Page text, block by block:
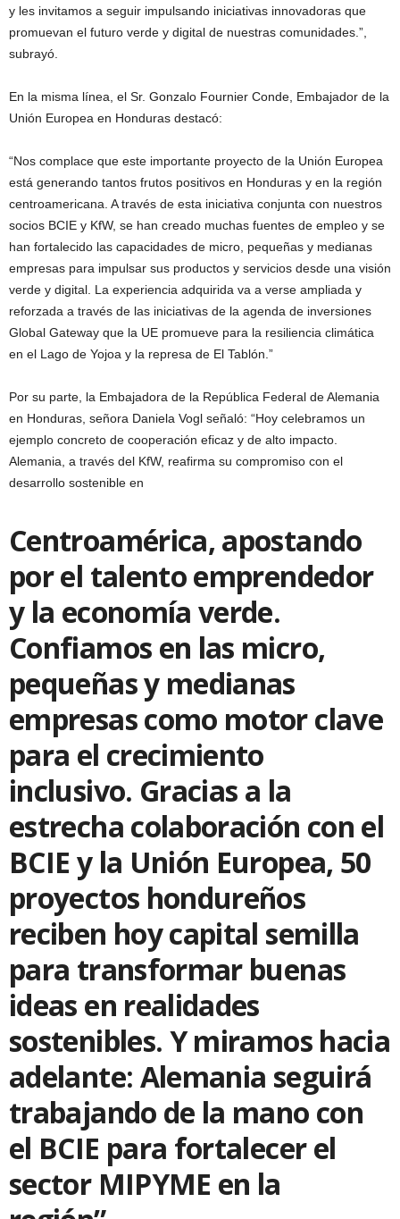
y les invitamos a seguir impulsando iniciativas innovadoras que
promuevan el futuro verde y digital de nuestras comunidades.”,
subrayó.
En la misma línea, el Sr. Gonzalo Fournier Conde, Embajador de la
Unión Europea en Honduras destacó:
“Nos complace que este importante proyecto de la Unión Europea
está generando tantos frutos positivos en Honduras y en la región
centroamericana. A través de esta iniciativa conjunta con nuestros
socios BCIE y KfW, se han creado muchas fuentes de empleo y se
han fortalecido las capacidades de micro, pequeñas y medianas
empresas para impulsar sus productos y servicios desde una visión
verde y digital. La experiencia adquirida va a verse ampliada y
reforzada a través de las iniciativas de la agenda de inversiones
Global Gateway que la UE promueve para la resiliencia climática
en el Lago de Yojoa y la represa de El Tablón.”
Por su parte, la Embajadora de la República Federal de Alemania
en Honduras, señora Daniela Vogl señaló: “Hoy celebramos un
ejemplo concreto de cooperación eficaz y de alto impacto.
Alemania, a través del KfW, reafirma su compromiso con el
desarrollo sostenible en
Centroamérica, apostando
por el talento emprendedor
y la economía verde.
Confiamos en las micro,
pequeñas y medianas
empresas como motor clave
para el crecimiento
inclusivo. Gracias a la
estrecha colaboración con el
BCIE y la Unión Europea, 50
proyectos hondureños
reciben hoy capital semilla
para transformar buenas
ideas en realidades
sostenibles. Y miramos hacia
adelante: Alemania seguirá
trabajando de la mano con
el BCIE para fortalecer el
sector MIPYME en la